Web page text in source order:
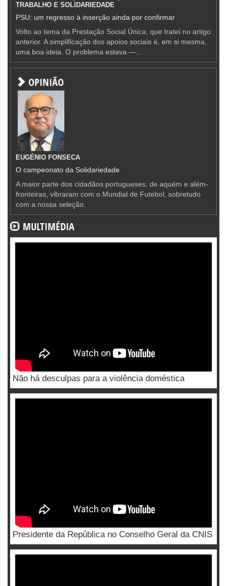
TRABALHO E SOLIDARIEDADE
PSU: um regresso à inserção ainda por confirmar
Volto ao tema da Prestação Social Única, que tratei no artigo
anterior. A simplificação dos apoios sociais é, em si mesma,
uma boa ideia. O problema estava —...
OPINIÃO
EUGÉNIO FONSECA
O campeonato da Solidariedade
A maior parte dos cidadãos portugueses, de aquém e além-
fronteiras, vibraram com o Mundial de Futebol, sobretudo
com a nossa seleção.
MULTIMÉDIA
Não há desculpas para a violência doméstica
Presidente da República no Conselho Geral da CNIS